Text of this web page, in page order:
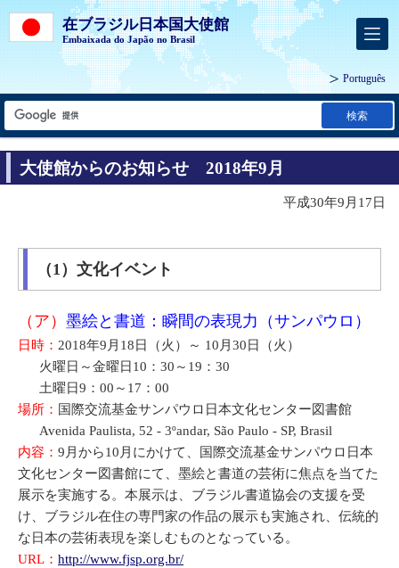
在ブラジル日本国大使館
Embaixada do Japão no Brasil
Português
検索
大使館からのお知らせ 2018年9月
平成30年9月17日
（1）文化イベント
（ア） 墨絵と書道：瞬間の表現力（サンパウロ）
日時： 2018年9月18日（火）～ 10月30日（火）
火曜日～金曜日10：30～19：30
土曜日9：00～17：00
場所： 国際交流基金サンパウロ日本文化センター図書館
Avenida Paulista, 52 - 3ºandar, São Paulo - SP, Brasil
内容： 9月から10月にかけて、国際交流基金サンパウロ日本
文化センター図書館にて、墨絵と書道の芸術に焦点を当てた
展示を実施する。本展示は、ブラジル書道協会の支援を受
け、ブラジル在住の専門家の作品の展示も実施され、伝統的
な日本の芸術表現を楽しむものとなっている。
URL： http://www.fjsp.org.br/